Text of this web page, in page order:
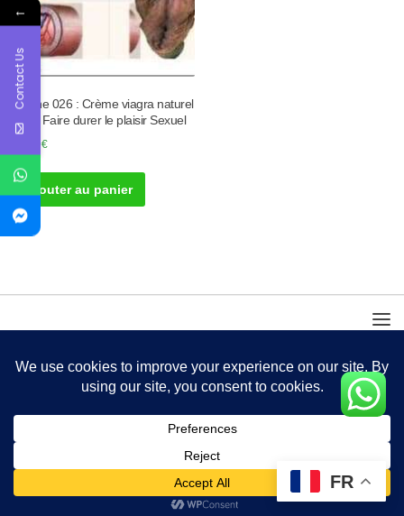
Tisane 026 : Crème viagra naturel
Pour Faire durer le plaisir Sexuel
35.00€
Ajouter au panier
FR
←
Contact Us